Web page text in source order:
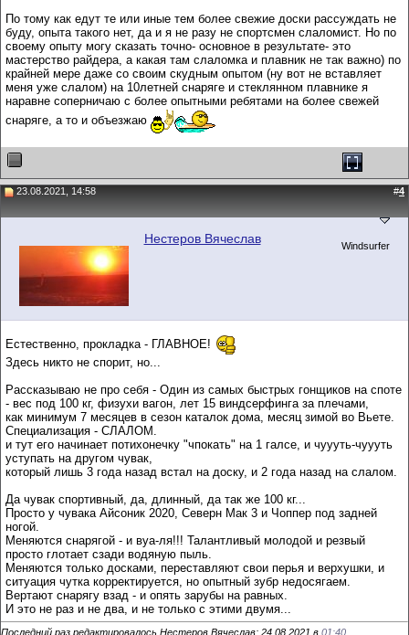
По тому как едут те или иные тем более свежие доски рассуждать не
буду, опыта такого нет, да и я не разу не спортсмен слаломист. Но по
своему опыту могу сказать точно- основное в результате- это
мастерство райдера, а какая там слаломка и плавник не так важно) по
крайней мере даже со своим скудным опытом (ну вот не вставляет
меня уже слалом) на 10летней снаряге и стеклянном плавнике я
наравне соперничаю с более опытными ребятами на более свежей
снаряге, а то и объезжаю
23.08.2021, 14:58 #4
Нестеров Вячеслав Windsurfer
Естественно, прокладка - ГЛАВНОЕ!
Здесь никто не спорит, но...
Рассказываю не про себя - Один из самых быстрых гонщиков на споте
- вес под 100 кг, физухи вагон, лет 15 виндсерфинга за плечами,
как минимум 7 месяцев в сезон каталок дома, месяц зимой во Вьете.
Специализация - СЛАЛОМ.
и тут его начинает потихонечку "чпокать" на 1 галсе, и чуууть-чуууть
уступать на другом чувак,
который лишь 3 года назад встал на доску, и 2 года назад на слалом.
Да чувак спортивный, да, длинный, да так же 100 кг...
Просто у чувака Айсоник 2020, Северн Мак 3 и Чоппер под задней
ногой.
Меняются снарягой - и вуа-ля!!! Талантливый молодой и резвый
просто глотает сзади водяную пыль.
Меняются только досками, переставляют свои перья и верхушки, и
ситуация чутка корректируется, но опытный зубр недосягаем.
Вертают снарягу взад - и опять зарубы на равных.
И это не раз и не два, и не только с этими двумя...
Последний раз редактировалось Нестеров Вячеслав; 24.08.2021 в 01:40